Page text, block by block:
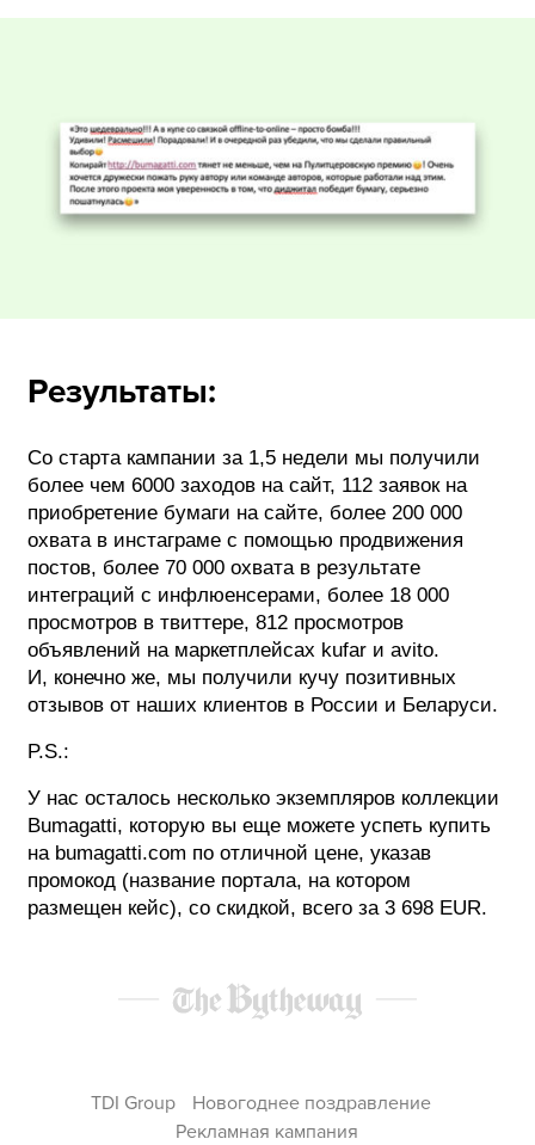
Результаты:
Со старта кампании за 1,5 недели мы получили
более чем 6000 заходов на сайт, 112 заявок на
приобретение бумаги на сайте, более 200 000
охвата в инстаграме с помощью продвижения
постов, более 70 000 охвата в результате
интеграций с инфлюенсерами, более 18 000
просмотров в твиттере, 812 просмотров
объявлений на маркетплейсах kufar и avito.
И, конечно же, мы получили кучу позитивных
отзывов от наших клиентов в России и Беларуси.
P.S.:
У нас осталось несколько экземпляров коллекции
Bumagatti, которую вы еще можете успеть купить
на bumagatti.com по отличной цене, указав
промокод (название портала, на котором
размещен кейс), со скидкой, всего за 3 698 EUR.
TDI Group
Новогоднее поздравление
Рекламная кампания